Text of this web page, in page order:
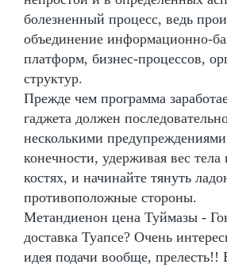
болезненный процесс, ведь
объединение информационно-
платформ, бизнес-процессов,
структур.
Прежде чем программа
гаджета должен
несколькими
конечности, удерживая вес тела
костях, и начинайте тянуть
противоположные стороны.
Метандиенон цена Туймазы -
доставка Туапсе? Очень
идея подачи вообще, прелесть!!